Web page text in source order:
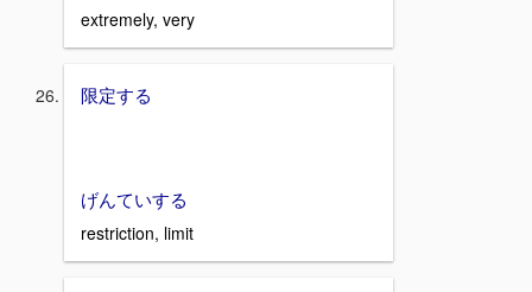
extremely, very
限定する
げんていする
restriction, limit